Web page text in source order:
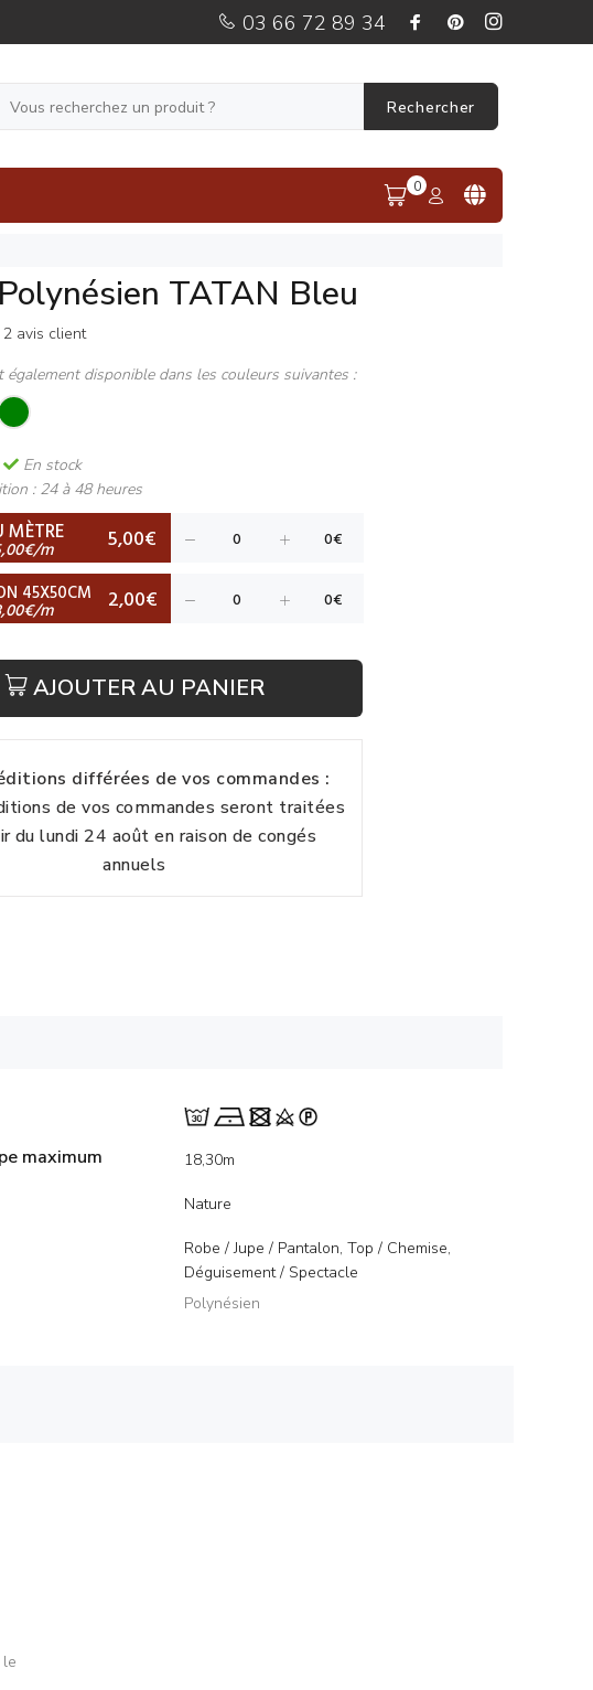
03 66 72 89 34
Rechercher
0
TATAN Bleu
2 avis client
également disponible dans les couleurs suivantes :
En stock
: 24 à 48 heures
MÈTRE
m 5,00€
45X50CM
m 2,00€
AJOUTER AU PANIER
différées de vos commandes :
de vos commandes seront traitées
du lundi 24 août en raison de congés
annuels
maximum
18,30m
Nature
Robe / Jupe / Pantalon, Top / Chemise,
Déguisement / Spectacle
Polynésien
le